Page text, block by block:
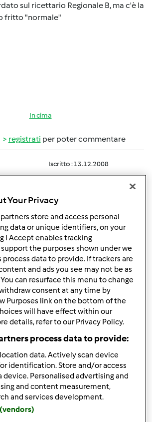
sul ricettario Regionale B, ma c'è la
fritto "normale"
In cima
registrati per poter commentare
Iscritto : 13.12.2008
ingrassato (sottolineo IL non LO!!)
senza bimby.. Quando riesco le
poi magari qualche anima pia ci aiuta a
dovrebbe essere tipo l'impasto
lardo o ciccioli..
In cima
registratiper poter commentare
Your Privacy
partners store and access personal
data or unique identifiers, on your
I Accept enables tracking
the purposes shown under we
process data to provide. If trackers are
and ads you see may not be as
can resurface this menu to change
consent at any time by
Purposes link on the bottom of the
will have effect within our
details, refer to our Privacy Policy.
process data to provide:
data. Actively scan device
identification. Store and/or access
device. Personalised advertising and
and content measurement,
and services development.